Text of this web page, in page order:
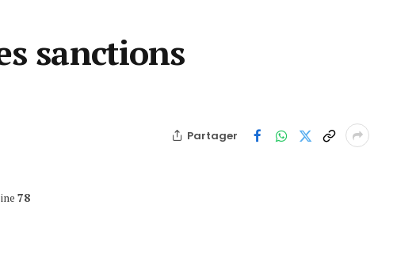
sanctions
Partager
78